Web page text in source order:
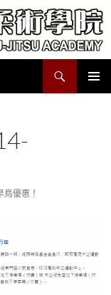
鳥優惠！